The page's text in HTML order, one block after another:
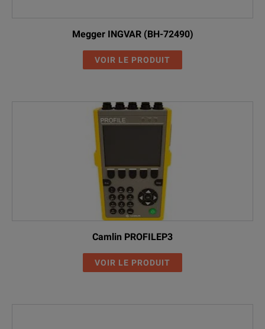
Megger INGVAR (BH-72490)
VOIR LE PRODUIT
Camlin PROFILEP3
VOIR LE PRODUIT